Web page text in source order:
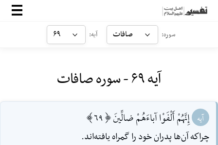
صفحه‌اصلی
ارتباط با ما
سوره: صافات آیه: ۶۹
آیه ۶۹ - سوره صافات
آیه إِنَّهُمْ أَلْفَوْا آباءَهُمْ ضالِّينَ [69]
چراكه آن‌ها پدران خود را گمراه يافته‌اند.